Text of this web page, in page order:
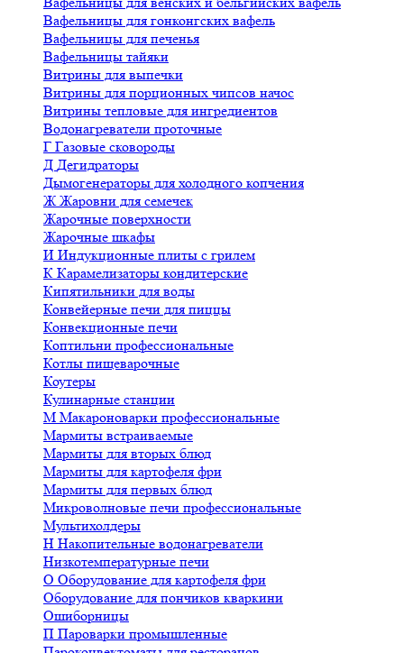
Вафельницы для гонконгских вафель
Вафельницы для печенья
Вафельницы тайяки
Витрины для выпечки
Витрины для порционных чипсов начос
Витрины тепловые для ингредиентов
Водонагреватели проточные
Г Газовые сковороды
Д Дегидраторы
Дымогенераторы для холодного копчения
ЖЖаровни для семечек
Жарочные поверхности
Жарочные шкафы
И Индукционные плиты с грилем
К Карамелизаторы кондитерские
Кипятильники для воды
Конвейерные печи для пиццы
Конвекционные печи
Коптильни профессиональные
Котлы пищеварочные
Коутеры
Кулинарные станции
М Макароноварки профессиональные
Мармиты встраиваемые
Мармиты для вторых блюд
Мармиты для картофеля фри
Мармиты для первых блюд
Микроволновые печи профессиональные
Мультихолдеры
Н Накопительные водонагреватели
Низкотемпературные печи
О Оборудование для картофеля фри
Оборудование для пончиков кваркини
Ошиборницы
П Пароварки промышленные